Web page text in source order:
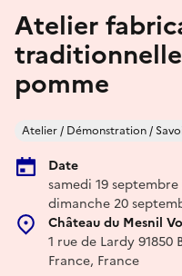
Atelier
pomme
Atelier / Démonstration /
Date
samedi 19 septembre
dimanche 20
Château du Mesnil
1 rue de Lardy 91850
France, France